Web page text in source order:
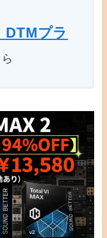
DTMプラ